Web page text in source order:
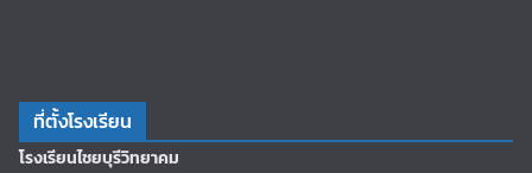
ที่ตั้งโรงเรียน
โรงเรียนไชยบุรีวิทยาคม